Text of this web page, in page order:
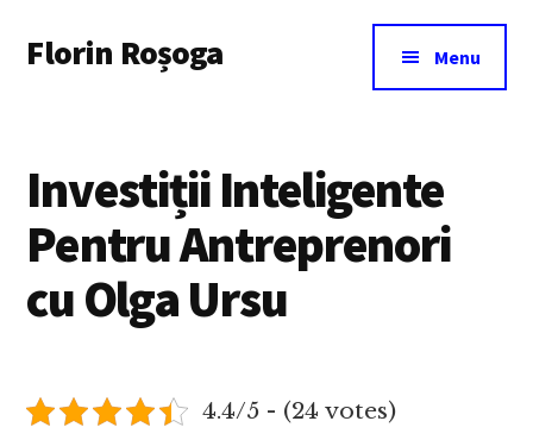
main
menu
Florin Roșoga Menu
Investiții Inteligente
Pentru Antreprenori
cu Olga Ursu
4.4/5 - (24 votes)